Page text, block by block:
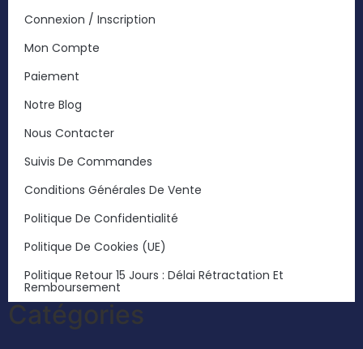
Connexion / Inscription
Mon Compte
Paiement
Notre Blog
Nous Contacter
Suivis De Commandes
Conditions Générales De Vente
Politique De Confidentialité
Politique De Cookies (UE)
Politique Retour 15 Jours : Délai Rétractation Et
Remboursement
Catégories